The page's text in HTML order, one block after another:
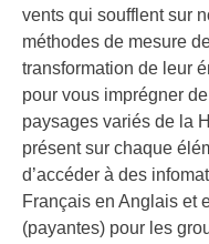
vents qui soufflent sur
méthodes de mesure
transformation de leur
pour vous imprégner
paysages variés de la
présent sur chaque
d’accéder à des
Français en Anglais et
(payantes) pour les